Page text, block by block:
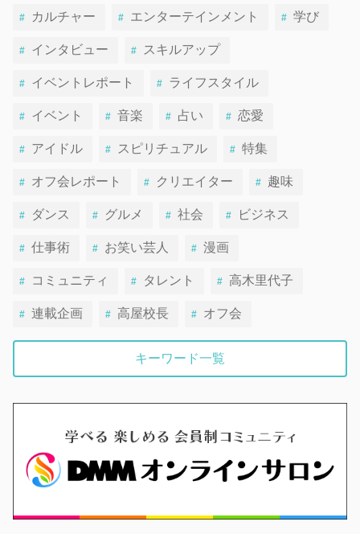
カルチャー エンターテインメント 学び
インタビュー スキルアップ
イベントレポート ライフスタイル
イベント 音楽 占い 恋愛
アイドル スピリチュアル 特集
オフ会レポート クリエイター 趣味
ダンス グルメ 社会 ビジネス
仕事術 お笑い芸人 漫画
コミュニティ タレント 高木里代子
連載企画 高屋校長 オフ会
キーワード一覧